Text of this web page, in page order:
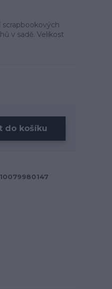
v sadě. Velikost
do košíku